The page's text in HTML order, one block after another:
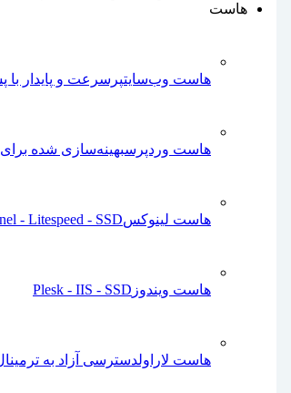
هاست
هاست وب‌سایتپرسرعت و پایدار با
هاست وردپرسبهینه‌سازی شده
هاست لینوکس- Litespeed - SSD
هاست ویندوز Plesk - IIS - SSD
هاست لاراولدسترسی آزاد به